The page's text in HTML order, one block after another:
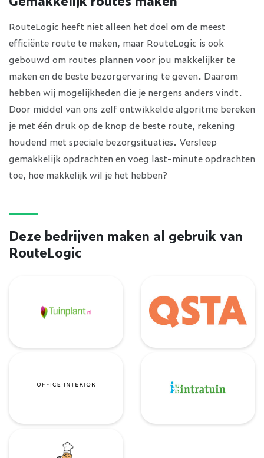
RouteLogic heeft niet alleen het doel om de meest
efficiënte route te maken, maar RouteLogic is ook
gebouwd om routes plannen voor jou makkelijker te
maken en de beste bezorgervaring te geven. Daarom
hebben wij mogelijkheden die je nergens anders vindt.
Door middel van ons zelf ontwikkelde algoritme bereken
je met één druk op de knop de beste route, rekening
houdend met speciale bezorgsituaties. Versleep
gemakkelijk opdrachten en voeg last-minute opdrachten
toe, hoe makkelijk wil je het hebben?
Deze bedrijven maken al gebruik van
RouteLogic
De Barbecue Boer